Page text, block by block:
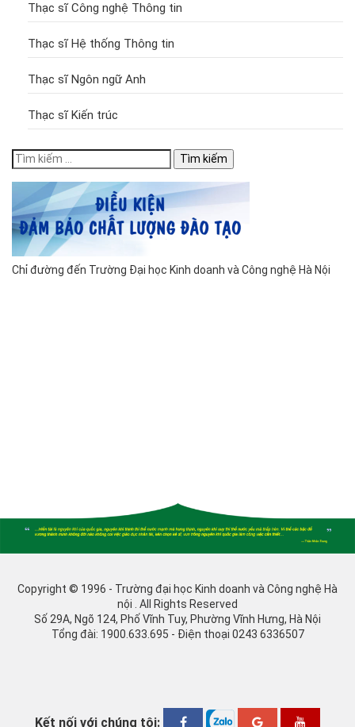
Thạc sĩ Công nghệ Thông tin
Thạc sĩ Hệ thống Thông tin
Thạc sĩ Ngôn ngữ Anh
Thạc sĩ Kiến trúc
Tìm
kiếm
cho:
Chỉ đường đến Trường Đại học Kinh doanh và Công nghệ Hà Nội
Copyright © 1996 - Trường đại học Kinh doanh và Công nghệ Hà
nội . All Rights Reserved
Số 29A, Ngõ 124, Phố Vĩnh Tuy, Phường Vĩnh Hưng, Hà Nội
Tổng đài: 1900.633.695 - Điện thoại 0243 6336507
Kết nối với chúng tôi: